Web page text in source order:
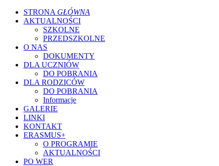
STRONA GŁÓWNA
AKTUALNOŚCI
SZKOLNE
PRZEDSZKOLNE
O NAS
DOKUMENTY
DLA UCZNIÓW
DO POBRANIA
DLA RODZICÓW
DO POBRANIA
Informacje
GALERIE
LINKI
KONTAKT
ERASMUS+
O PROGRAMIE
AKTUALNOŚCI
PO WER